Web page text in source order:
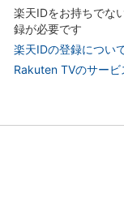
楽天IDをお持ちでな
録が必要です
楽天IDの登録につい
Rakuten TVのサー